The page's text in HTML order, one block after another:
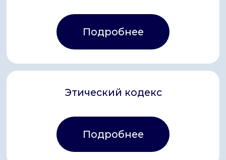
Заявление на
включение в реестр
Главная